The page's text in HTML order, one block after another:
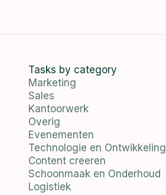
Tasks by category
Marketing
Sales
Kantoorwerk
Overig
Evenementen
Technologie en Ontwikkeling
Content creeren
Schoonmaak en Onderhoud
Logistiek